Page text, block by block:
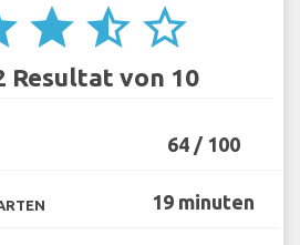
star star_half star_border
Resultat von 10
64 / 100
19 minuten